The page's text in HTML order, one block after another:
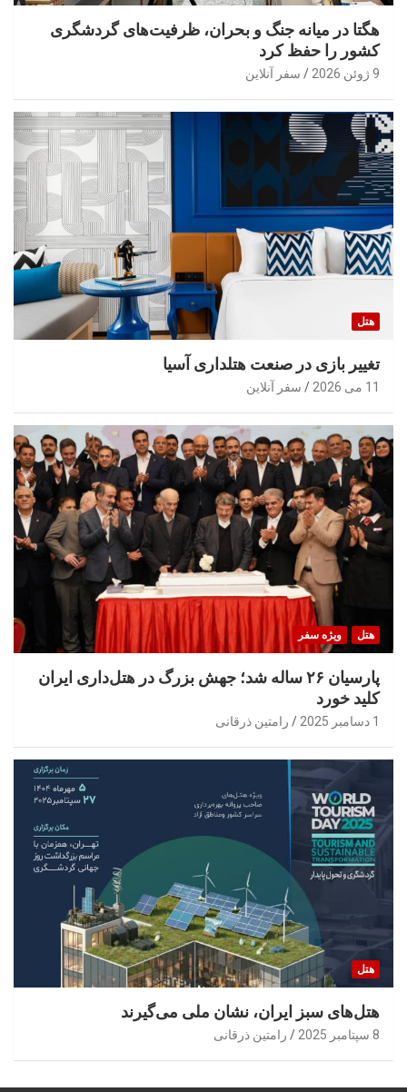
هگتا در میانه جنگ و بحران، ظرفیت‌های گردشگری
کشور را حفظ کرد
9 ژوئن 2026 سفر آنلاین
هتل
تغییر بازی در صنعت هتلداری آسیا
11 می 2026 سفر آنلاین
هتل ویژه سفر
پارسیان ۲۶ ساله شد؛ جهش بزرگ در هتل‌داری ایران
کلید خورد
1 دسامبر 2025 رامتین ذرقانی
هتل
هتل‌های سبز ایران، نشان ملی می‌گیرند
8 سپتامبر 2025 رامتین ذرقانی